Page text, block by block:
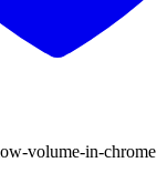
volume-in-chrome